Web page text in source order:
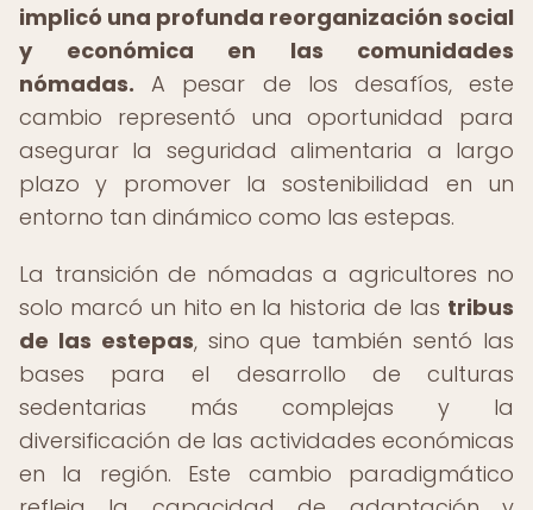
implicó una profunda reorganización social
y económica en las comunidades
nómadas. A pesar de los desafíos, este
cambio representó una oportunidad para
asegurar la seguridad alimentaria a largo
plazo y promover la sostenibilidad en un
entorno tan dinámico como las estepas.
La transición de nómadas a agricultores no
solo marcó un hito en la historia de las tribus
de las estepas, sino que también sentó las
bases para el desarrollo de culturas
sedentarias más complejas y la
diversificación de las actividades económicas
en la región. Este cambio paradigmático